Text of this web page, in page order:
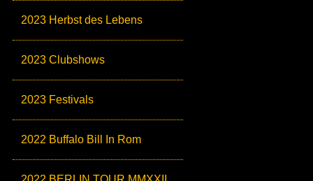
2023 Herbst des Lebens
2023 Clubshows
2023 Festivals
2022 Buffalo Bill In Rom